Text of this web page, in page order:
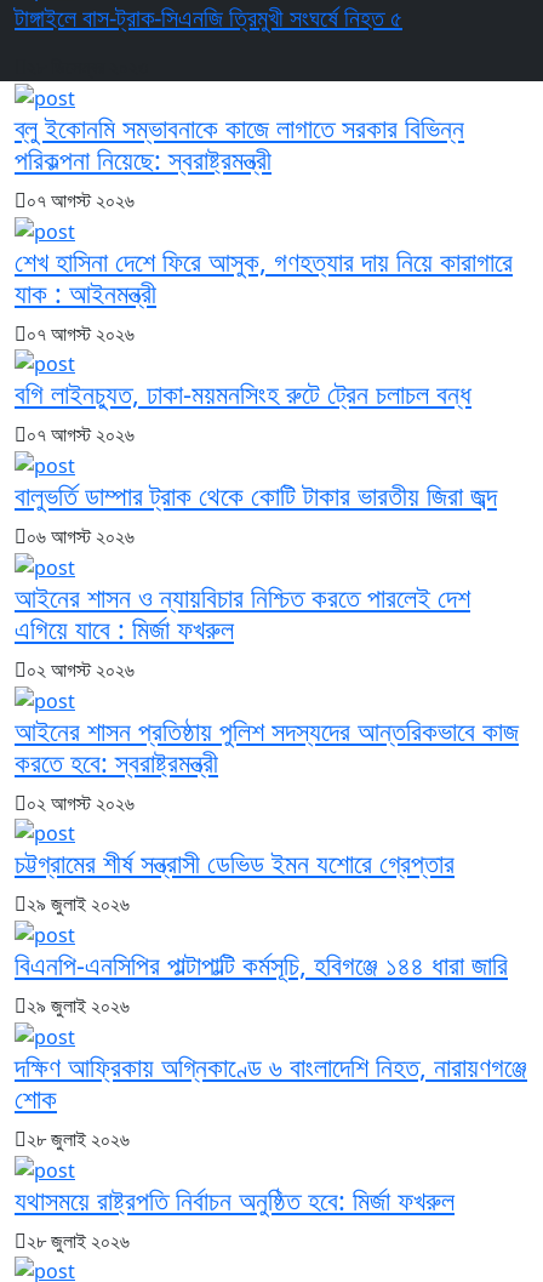
টাঙ্গাইলে বাস-ট্রাক-সিএনজি ত্রিমুখী সংঘর্ষে নিহত ৫
ব্লু ইকোনমি সম্ভাবনাকে কাজে লাগাতে সরকার বিভিন্ন
পরিকল্পনা নিয়েছে: স্বরাষ্ট্রমন্ত্রী
০৭ আগস্ট ২০২৬
শেখ হাসিনা দেশে ফিরে আসুক, গণহত্যার দায় নিয়ে কারাগারে
যাক : আইনমন্ত্রী
০৭ আগস্ট ২০২৬
বগি লাইনচ্যুত, ঢাকা-ময়মনসিংহ রুটে ট্রেন চলাচল বন্ধ
০৭ আগস্ট ২০২৬
বালুভর্তি ডাম্পার ট্রাক থেকে কোটি টাকার ভারতীয় জিরা জব্দ
০৬ আগস্ট ২০২৬
আইনের শাসন ও ন্যায়বিচার নিশ্চিত করতে পারলেই দেশ
এগিয়ে যাবে : মির্জা ফখরুল
০২ আগস্ট ২০২৬
আইনের শাসন প্রতিষ্ঠায় পুলিশ সদস্যদের আন্তরিকভাবে কাজ
করতে হবে: স্বরাষ্ট্রমন্ত্রী
০২ আগস্ট ২০২৬
চট্টগ্রামের শীর্ষ সন্ত্রাসী ডেভিড ইমন যশোরে গ্রেপ্তার
২৯ জুলাই ২০২৬
বিএনপি-এনসিপির পাল্টাপাল্টি কর্মসূচি, হবিগঞ্জে ১৪৪ ধারা জারি
২৯ জুলাই ২০২৬
দক্ষিণ আফ্রিকায় অগ্নিকাণ্ডে ৬ বাংলাদেশি নিহত, নারায়ণগঞ্জে
শোক
২৮ জুলাই ২০২৬
যথাসময়ে রাষ্ট্রপতি নির্বাচন অনুষ্ঠিত হবে: মির্জা ফখরুল
২৮ জুলাই ২০২৬